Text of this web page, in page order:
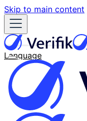
Skip to main content
Language
English
Español
Français
Português
한국어